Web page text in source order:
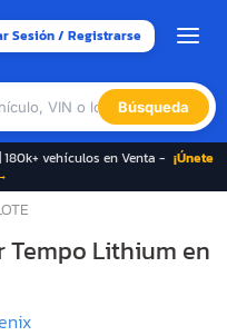
Sesión / Registrarse
Búsqueda
vehículos en Venta - ¡Únete
Tempo Lithium en